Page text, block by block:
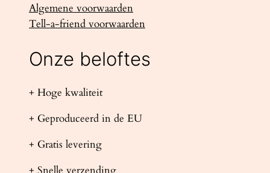
Algemene voorwaarden
Tell-a-friend voorwaarden
Onze beloftes
+ Hoge kwaliteit
+ Geproduceerd in de EU
+ Gratis levering
+ Snelle verzending